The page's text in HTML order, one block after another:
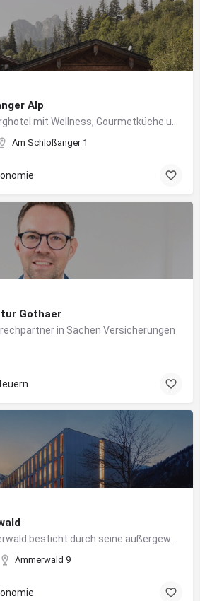
Alp
Am Schloßanger 1
Gothaer
in Sachen Versicherungen
Ammerwald 9